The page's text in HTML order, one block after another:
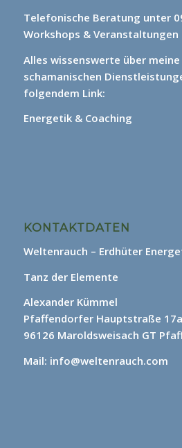
Telefonische Beratung unter
Workshops &
Alles wissenswerte über
schamanischen
folgendem Link:
Energetik & Coaching
KONTAKTDATEN
Weltenrauch – Erdhüter
Tanz der Elemente
Alexander Kümmel
Pfaffendorfer Hauptstraße 17a
96126 Maroldsweisach GT
Mail: info@weltenrauch.com